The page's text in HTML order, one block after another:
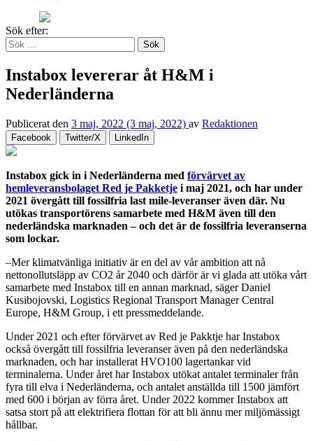
Sök efter:
Instabox levererar åt H&M i
Nederländerna
Publicerat den 3 maj, 2022 (3 maj, 2022) av Redaktionen
Facebook Twitter/X LinkedIn
Instabox gick in i Nederländerna med förvärvet av
hemleveransbolaget Red je Pakketje i maj 2021, och har under
2021 övergått till fossilfria last mile-leveranser även där. Nu
utökas transportörens samarbete med H&M även till den
nederländska marknaden – och det är de fossilfria leveranserna
som lockar.
–Mer klimatvänliga initiativ är en del av vår ambition att nå
nettonollutsläpp av CO2 år 2040 och därför är vi glada att utöka vårt
samarbete med Instabox till en annan marknad, säger Daniel
Kusibojovski, Logistics Regional Transport Manager Central
Europe, H&M Group, i ett pressmeddelande.
Under 2021 och efter förvärvet av Red je Pakktje har Instabox
också övergått till fossilfria leveranser även på den nederländska
marknaden, och har installerat HVO100 lagertankar vid
terminalerna. Under året har Instabox utökat antalet terminaler från
fyra till elva i Nederländerna, och antalet anställda till 1500 jämfört
med 600 i början av förra året. Under 2022 kommer Instabox att
satsa stort på att elektrifiera flottan för att bli ännu mer miljömässigt
hållbar.